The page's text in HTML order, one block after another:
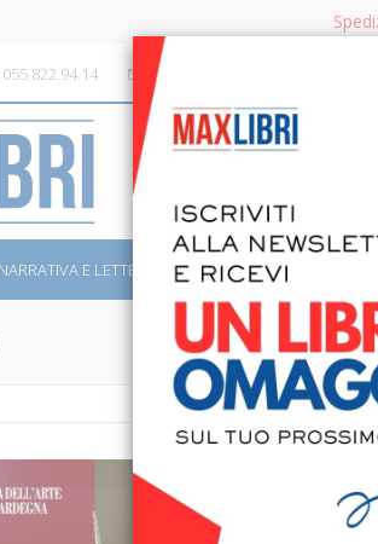
822.94.14 info@maxlibri.it
NARRATIVA E LETTERATURA SAGGISTICA LIBRI